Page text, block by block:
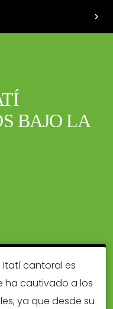
chevron_right
BAJO LA
Itatí cantoral es
ha cautivado a los
ya que desde su